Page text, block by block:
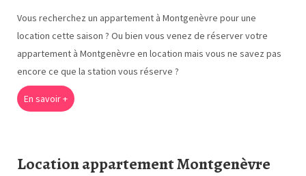
Vous recherchez un appartement à Montgenèvre pour une
location cette saison ? Ou bien vous venez de réserver votre
appartement à Montgenèvre en location mais vous ne savez pas
encore ce que la station vous réserve ?
En savoir +
Location appartement Montgenèvre